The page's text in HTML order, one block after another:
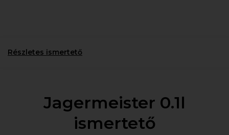
Részletes ismertető
Jagermeister 0.1l
ismertető